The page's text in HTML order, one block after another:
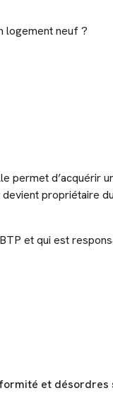
logement neuf ?
permet d’acquérir
propriétaire
et qui est
et désordres